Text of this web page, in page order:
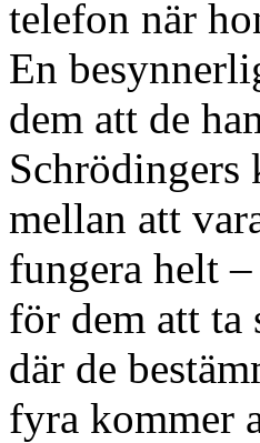
telefon när
En
dem att de
mellan att
fungera helt
för dem att ta
där de
fyra kommer